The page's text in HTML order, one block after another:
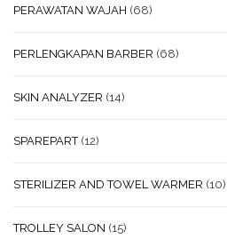
PERAWATAN WAJAH (68)
PERLENGKAPAN BARBER (68)
SKIN ANALYZER (14)
SPAREPART (12)
STERILIZER AND TOWEL WARMER (10)
TROLLEY SALON (15)